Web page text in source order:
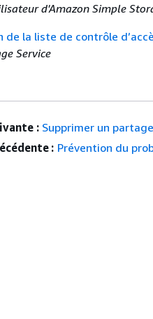
d'Amazon Simple
de la liste de contrôle
Service
: Supprimer un
: Prévention du